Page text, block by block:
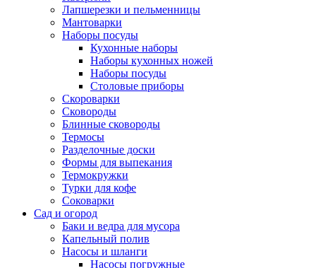
Лапшерезки и пельменницы
Мантоварки
Наборы посуды
Кухонные наборы
Наборы кухонных ножей
Наборы посуды
Столовые приборы
Скороварки
Сковороды
Блинные сковороды
Термосы
Разделочные доски
Формы для выпекания
Термокружки
Турки для кофе
Соковарки
Сад и огород
Баки и ведра для мусора
Капельный полив
Насосы и шланги
Насосы погружные